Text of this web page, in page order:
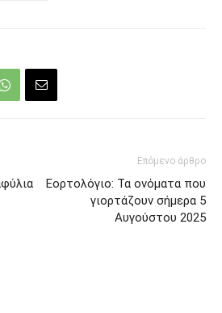
Επόμενο άρθρο
Εορτολόγιο: Τα ονόματα που
γιορτάζουν σήμερα 5
Αυγούστου 2025